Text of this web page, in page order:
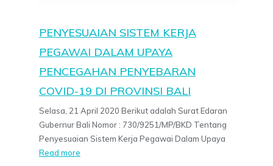
PENYESUAIAN SISTEM KERJA
PEGAWAI DALAM UPAYA
PENCEGAHAN PENYEBARAN
COVID-19 DI PROVINSI BALI
Selasa, 21 April 2020 Berikut adalah Surat Edaran
Gubernur Bali Nomor : 730/9251/MP/BKD Tentang
Penyesuaian Sistem Kerja Pegawai Dalam Upaya
Read more